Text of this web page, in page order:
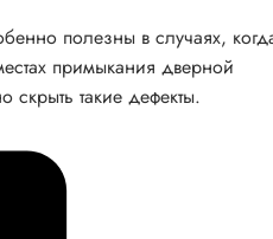
полезны в случаях,
примыкания дверной
скрыть такие дефекты.